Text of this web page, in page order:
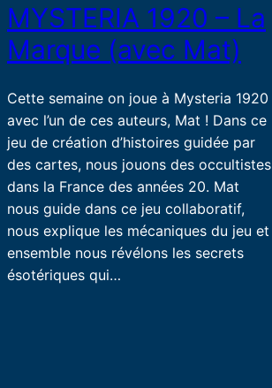
MYSTERIA 1920 – La
Marque (avec Mat)
Cette semaine on joue à Mysteria 1920
avec l’un de ces auteurs, Mat ! Dans ce
jeu de création d’histoires guidée par
des cartes, nous jouons des occultistes
dans la France des années 20. Mat
nous guide dans ce jeu collaboratif,
nous explique les mécaniques du jeu et
ensemble nous révélons les secrets
ésotériques qui…